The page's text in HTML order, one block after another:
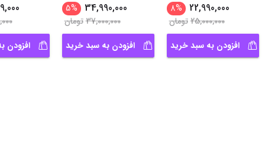
22,990,000
%
8
25,000,000تومان
افزودن به سبد خرید
34,990,000
%
5
37,000,000تومان
افزودن به سبد خرید
افزودن